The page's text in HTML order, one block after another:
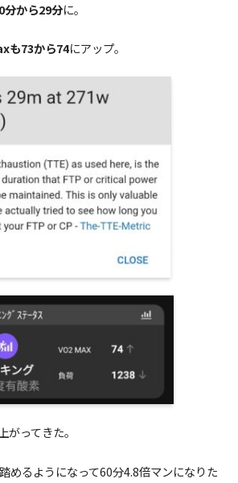
分から29分に。
も73から74にアップ。
がってきた。
めるようになって60分4.8倍マンになりた